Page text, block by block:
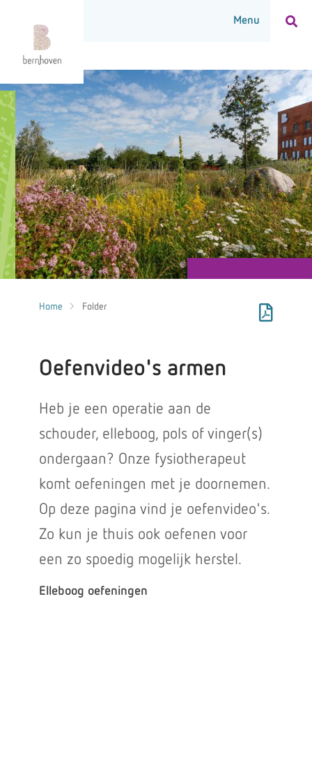
Home Folder
Oefenvideo's armen
Heb je een operatie aan de
schouder, elleboog, pols of vinger(s)
ondergaan? Onze fysiotherapeut
komt oefeningen met je doornemen.
Op deze pagina vind je oefenvideo's.
Zo kun je thuis ook oefenen voor
een zo spoedig mogelijk herstel.
Elleboog oefeningen